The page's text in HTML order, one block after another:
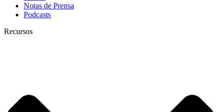
Notas de Prensa
Podcasts
Recursos